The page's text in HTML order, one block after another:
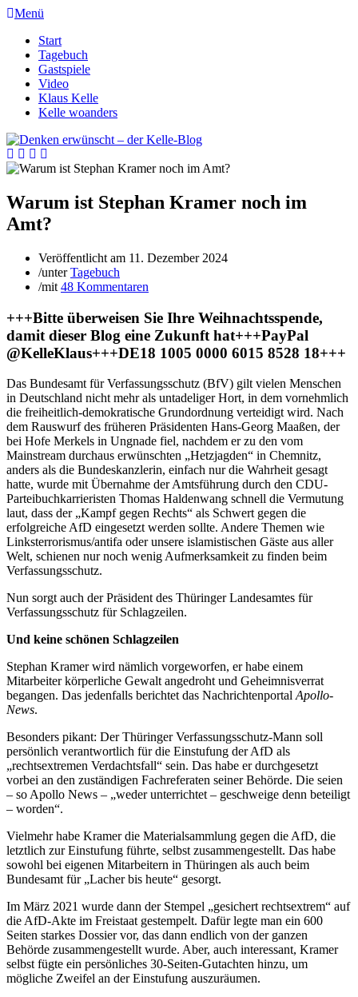
Menü
Start
Tagebuch
Gastspiele
Video
Klaus Kelle
Kelle woanders
Warum ist Stephan Kramer noch im
Amt?
Veröffentlicht am 11. Dezember 2024
/unterTagebuch
/mit 48 Kommentaren
+++Bitte überweisen Sie Ihre Weihnachtsspende,
damit dieser Blog eine Zukunft hat+++PayPal
@KelleKlaus+++DE18 1005 0000 6015 8528 18+++
Das Bundesamt für Verfassungsschutz (BfV) gilt vielen Menschen
in Deutschland nicht mehr als untadeliger Hort, in dem vornehmlich
die freiheitlich-demokratische Grundordnung verteidigt wird. Nach
dem Rauswurf des früheren Präsidenten Hans-Georg Maaßen, der
bei Hofe Merkels in Ungnade fiel, nachdem er zu den vom
Mainstream durchaus erwünschten „Hetzjagden“ in Chemnitz,
anders als die Bundeskanzlerin, einfach nur die Wahrheit gesagt
hatte, wurde mit Übernahme der Amtsführung durch den CDU-
Parteibuchkarrieristen Thomas Haldenwang schnell die Vermutung
laut, dass der „Kampf gegen Rechts“ als Schwert gegen die
erfolgreiche AfD eingesetzt werden sollte. Andere Themen wie
Linksterrorismus/antifa oder unsere islamistischen Gäste aus aller
Welt, schienen nur noch wenig Aufmerksamkeit zu finden beim
Verfassungsschutz.
Nun sorgt auch der Präsident des Thüringer Landesamtes für
Verfassungsschutz für Schlagzeilen.
Und keine schönen Schlagzeilen
Stephan Kramer wird nämlich vorgeworfen, er habe einem
Mitarbeiter körperliche Gewalt angedroht und Geheimnisverrat
begangen. Das jedenfalls berichtet das Nachrichtenportal Apollo-
News.
Besonders pikant: Der Thüringer Verfassungsschutz-Mann soll
persönlich verantwortlich für die Einstufung der AfD als
„rechtsextremen Verdachtsfall“ sein. Das habe er durchgesetzt
vorbei an den zuständigen Fachreferaten seiner Behörde. Die seien
– so Apollo News – „weder unterrichtet – geschweige denn beteiligt
– worden“.
Vielmehr habe Kramer die Materialsammlung gegen die AfD, die
letztlich zur Einstufung führte, selbst zusammengestellt. Das habe
sowohl bei eigenen Mitarbeitern in Thüringen als auch beim
Bundesamt für „Lacher bis heute“ gesorgt.
Im März 2021 wurde dann der Stempel „gesichert rechtsextrem“ auf
die AfD-Akte im Freistaat gestempelt. Dafür legte man ein 600
Seiten starkes Dossier vor, das dann endlich von der ganzen
Behörde zusammengestellt wurde. Aber, auch interessant, Kramer
selbst fügte ein persönliches 30-Seiten-Gutachten hinzu, um
mögliche Zweifel an der Einstufung auszuräumen.